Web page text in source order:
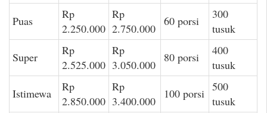
Puas
Rp
2.250.000
Rp
2.750.000
60 porsi
300
tusuk
Super
Rp
2.525.000
Rp
3.050.000
80 porsi
400
tusuk
Istimewa
Rp
2.850.000
Rp
3.400.000
100 porsi 500
tusuk